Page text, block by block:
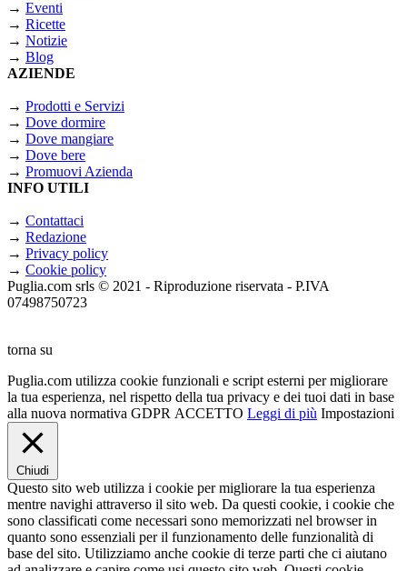
→ Eventi
→ Ricette
→ Notizie
→ Blog
AZIENDE
→ Prodotti e Servizi
→ Dove dormire
→ Dove mangiare
→ Dove bere
→ Promuovi Azienda
INFO UTILI
→ Contattaci
→ Redazione
→ Privacy policy
→ Cookie policy
Puglia.com srls © 2021 - Riproduzione riservata - P.IVA
07498750723
torna su
Puglia.com utilizza cookie funzionali e script esterni per migliorare
la tua esperienza, nel rispetto della tua privacy e dei tuoi dati in base
alla nuova normativa GDPR ACCETTO Leggi di più Impostazioni
Chiudi
Questo sito web utilizza i cookie per migliorare la tua esperienza
mentre navighi attraverso il sito web. Da questi cookie, i cookie che
sono classificati come necessari sono memorizzati nel browser in
quanto sono essenziali per il funzionamento delle funzionalità di
base del sito. Utilizziamo anche cookie di terze parti che ci aiutano